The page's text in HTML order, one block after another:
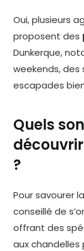
Oui, plusieurs
proposent des
Dunkerque,
weekends, des
escapades
Quels
?
Pour savourer la
conseillé de
offrant des
aux